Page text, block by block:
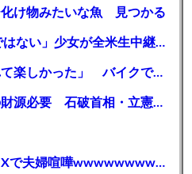
化け物みたいな魚 見つかる
【MLB】「大谷は謙虚ではない」少女が全米生中継で突然の大谷翔平批判 サイン無視された過去明かす
【千葉】「みんなで走れて楽しかった」 バイクでバースデー集団暴走 男女５７人を書類送検 SNSで参加者募る
ガソリン減税、１兆円の財源必要 石破首相・立憲野田氏「財源は死に物狂いで確保しなければならない」「本当に死に物狂いで」
【悲報】論客米山隆一、Xで夫婦喧嘩wwwwwwwwwwww